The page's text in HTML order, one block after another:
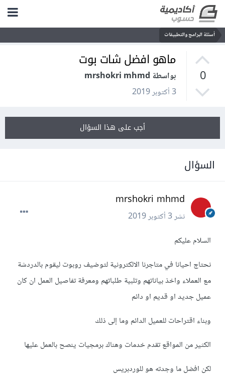
أسئلة البرامج والتطبيقات
0
ماهو افضل شات بوت
بواسطة mrshokri mhmd
3 أكتوبر 2019
أجب على هذا السؤال
السؤال
mrshokri mhmd
نشر3 أكتوبر 2019
السلام عليكم
نحتاج احيانا في متاجرنا الالكترونية لتوضيف روبوت ليقوم بالدردشة
مع العملاء واخذ بياناتهم وتلبية طلباتهم ومعرفة تفاصيل العمل ان كان
عميل جديد او قديم او دائم
وبناء اقتراحات للعميل الدائم وما إلى ذلك
الكثير من المواقع تقدم خدمات وهناك برمجيات ينصح بالعمل عليها
لكن افضل ما وجدته هو للوردبريس